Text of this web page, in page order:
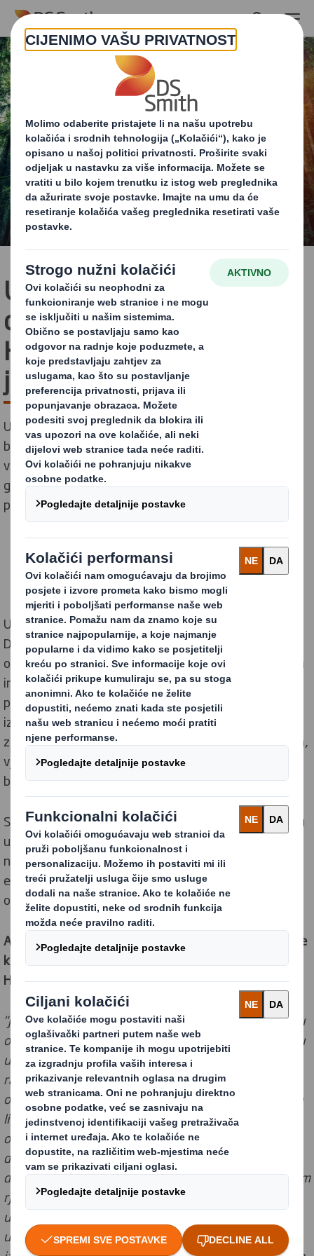
Skip to main content
U sklopu strategije
održivosti, DS Smith
Hrvatska implementirala
je zelenu enegiju
U sklopu naše strategije održivosti "Za sadašnjost i za
budućnost¨, postavljen je jedan od ključnih ciljeva
vezan uz smanjenje emisije ugljika. Naš je cilj do 2030.
godine smanjiti emisiju CO2 za 30% u odnosu na
polazno stanje iz 2015. godine.
U ostvarenju tog cilja, Hrvatska je predvodnik unutar
DS Smith grupe te je u svim svojim divizijama, počevši
od listopada 2020. godine, u suradnji sa HEP Opskrbom
implementirala zelenu energiju. Zelena energija
podskup je obnovljive energije i predstavlja obnovljive
izvore energije i tehnologije koji pružaju najveću korist
za okoliš. To je električna energija proizvedena iz sunca,
vjetra, geotermalne energije, bioplina, prihvatljive
biomase i malih hidroelektričnih izvora.
Svjesni smo kako obnovljivi izvori energije imaju vitalnu
ulogu u smanjenju emisije CO2 u atmosferu, stoga
nastojimo smanjiti emisiju CO2 poboljšanjem
energetske učinkovitosti i povećanjem udjela
obnovljivih izvora energije.
Ana Soldo, članica Uprave DS Smith Hrvatska, izjavila je
kako je iznimno ponosna na postignuće DS Smith
Hrvatske:
"Jedan od glavnih ciljeva Grupe DS Smith je biti vodeći u
održivosti. Obnovljivi izvori energije imaju važnu ulogu
u smanjenu emisije ugljičnog dioksida te je iz tog
razloga odabir proizvoda ZelEn logičan, društveno
odgovoran i dobar za okoliš. Grupa DS Smith globalni je
lider u recikliranju, ali i u razvijanju inovativnih i
održivih ambalažnih rješenja, pri čemu vodimo računa
da proizvode i sirovine u proizvodnji koristimo
društveno odgovorno. Svakodnevno svojim ambalažnim
rješenjima nastojimo smanjiti broj kamiona i emisiju
ugljičnog dioksida u atmosferu. Povećanje energetske
učinkovitosti i veća upotreba energije iz obnovljivih